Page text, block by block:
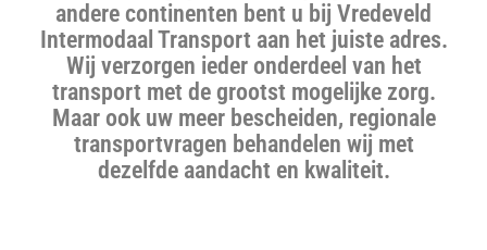
andere continenten bent u bij Vredeveld
Intermodaal Transport aan het juiste adres.
Wij verzorgen ieder onderdeel van het
transport met de grootst mogelijke zorg.
Maar ook uw meer bescheiden, regionale
transportvragen behandelen wij met
dezelfde aandacht en kwaliteit.